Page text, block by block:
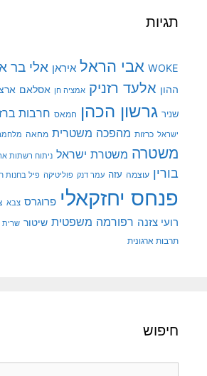
תגיות
WOKE אבי הראל איראן אלי בר
ההון אלעד רזניק אמציה חן אסלאם
שניר גרשון הכהן חמאס חרבות
ישראל כרזות מהפכה משטרית מחאה
משטרה משטרת ישראל ניתוח רשתות
בורין עוצמה עזה עמר דנק פוליטיקה פיל בחנות
פנחס יחזקאלי פרוגרס צבא
רועי צזנה רפורמה משפטית שיטור שרית
תרבות ארגונית
חיפוש